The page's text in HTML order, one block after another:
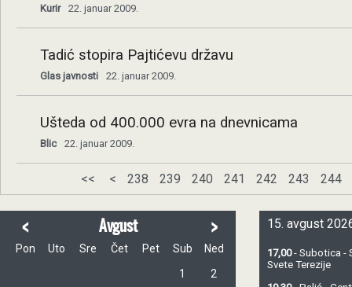
Kurir 22. januar 2009.
Tadić stopira Pajtićevu državu
Glas javnosti 22. januar 2009.
Ušteda od 400.000 evra na dnevnicama
Blic 22. januar 2009.
<< < 238 239 240 241 242 243 244
< Avgust >
Pon Uto Sre Čet Pet Sub
Ned
1
2
15. avgust
17,00- Subotica -
Svete Terezije